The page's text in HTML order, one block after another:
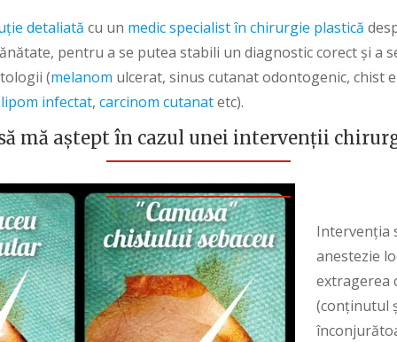
detaliată cu un medic specialist în chirurgie plastică
pentru a se putea stabili un diagnostic corect și a
(melanom ulcerat, sinus cutanat odontogenic, chist
lipom infectat, carcinom cutanatetc).
mă aștept în cazul unei intervenții
Intervenția
anestezie
extragerea
(conținutul